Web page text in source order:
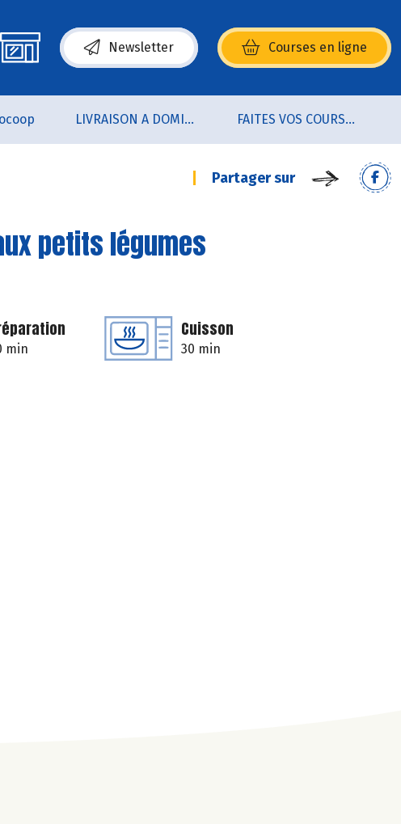
Newsletter Courses en ligne
(s’ouvre dans une nouvelle fenêtre)
LIVRAISON A DOMICILE (sur notre click & collect) FAITES VOS COURSES EN LIGNE !
Partager sur
petits légumes
min
Cuisson
30 min